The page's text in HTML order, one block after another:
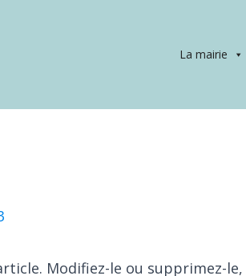
La mairie
Modifiez-le ou supprimez-